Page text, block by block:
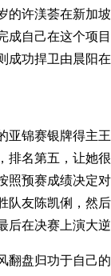
的许渼荟在新加
成自己在这个项
成功捍卫由晨阳
亚锦赛银牌得主
排名第五，让她
照预赛成绩决定
队友陈凯俐，然
后在决赛上演大逆
翻盘归功于自己